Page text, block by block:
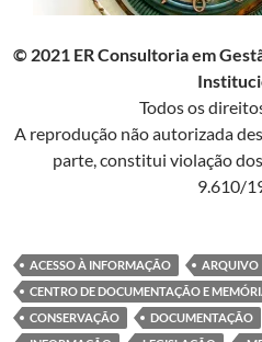
© 2021 ER Consultoria em
Todos os
A reprodução não autorizada
parte, constitui violação
9.610/
ACESSO À INFORMAÇÃO
ARQUIVO
CENTRO DE DOCUMENTAÇÃO E
CONSERVAÇÃO
DOCUMENTAÇÃO